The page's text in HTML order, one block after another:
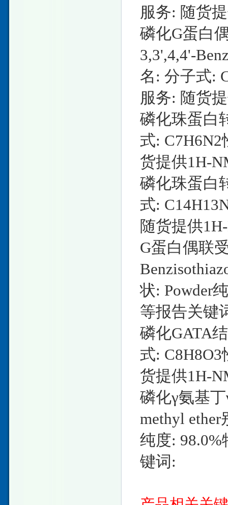
服务: 随货
磷化G蛋白
3,3',4,4'-
名: 分子式:
服务: 随货
磷化珠蛋白
式: C7H6N2
货提供1H-
磷化珠蛋白
式:
随货提供
G蛋白偶联
状: Powder
等报告关键
磷化GATA
式: C8H8O3
货提供1H-
磷化γ氨基
methyl ether
纯度:
键词: